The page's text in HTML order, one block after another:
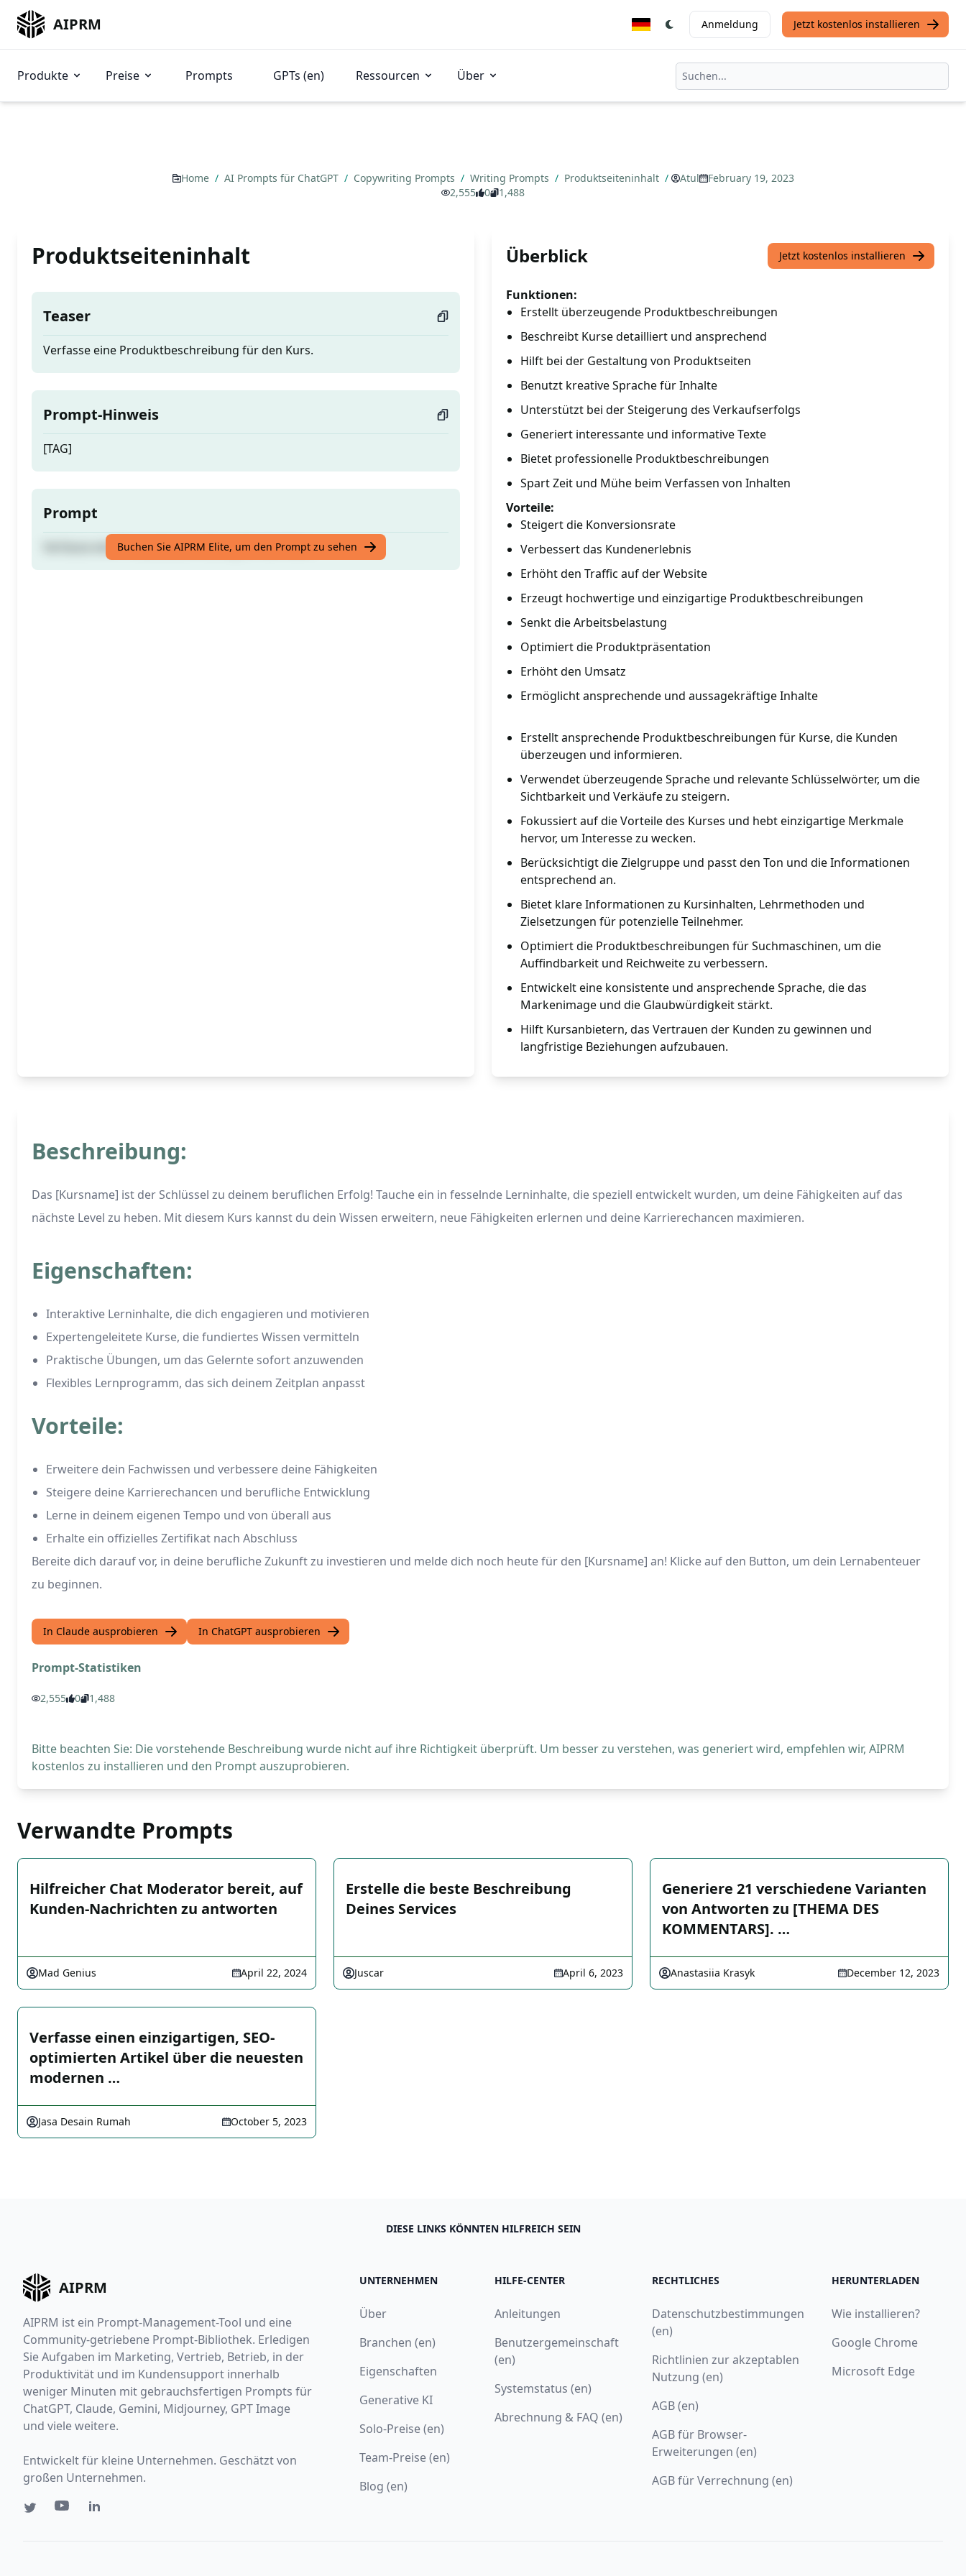
AIPRM Anmeldung Jetzt kostenlos installieren
Produkte Preise Prompts GPTs (en) Ressourcen Über
Home / AI Prompts für ChatGPT / Copywriting Prompts / Writing Prompts / Produktseiteninhalt / Atul
February 19, 2023
2,555
0 1,488
Produktseiteninhalt
Teaser
Verfasse eine Produktbeschreibung für den Kurs.
Prompt-Hinweis
[TAG]
Prompt
Verfasse eine Produktbeschreibung für den Kurs.
Buchen Sie AIPRM Elite, um den Prompt zu sehen
Überblick Jetzt kostenlos installieren
Funktionen:
Erstellt überzeugende Produktbeschreibungen
Beschreibt Kurse detailliert und ansprechend
Hilft bei der Gestaltung von Produktseiten
Benutzt kreative Sprache für Inhalte
Unterstützt bei der Steigerung des Verkaufserfolgs
Generiert interessante und informative Texte
Bietet professionelle Produktbeschreibungen
Spart Zeit und Mühe beim Verfassen von Inhalten
Vorteile:
Steigert die Konversionsrate
Verbessert das Kundenerlebnis
Erhöht den Traffic auf der Website
Erzeugt hochwertige und einzigartige Produktbeschreibungen
Senkt die Arbeitsbelastung
Optimiert die Produktpräsentation
Erhöht den Umsatz
Ermöglicht ansprechende und aussagekräftige Inhalte
Erstellt ansprechende Produktbeschreibungen für Kurse, die Kunden
überzeugen und informieren.
Verwendet überzeugende Sprache und relevante Schlüsselwörter, um die
Sichtbarkeit und Verkäufe zu steigern.
Fokussiert auf die Vorteile des Kurses und hebt einzigartige Merkmale
hervor, um Interesse zu wecken.
Berücksichtigt die Zielgruppe und passt den Ton und die Informationen
entsprechend an.
Bietet klare Informationen zu Kursinhalten, Lehrmethoden und
Zielsetzungen für potenzielle Teilnehmer.
Optimiert die Produktbeschreibungen für Suchmaschinen, um die
Auffindbarkeit und Reichweite zu verbessern.
Entwickelt eine konsistente und ansprechende Sprache, die das
Markenimage und die Glaubwürdigkeit stärkt.
Hilft Kursanbietern, das Vertrauen der Kunden zu gewinnen und
langfristige Beziehungen aufzubauen.
Beschreibung:
Das [Kursname] ist der Schlüssel zu deinem beruflichen Erfolg! Tauche ein in fesselnde Lerninhalte, die speziell entwickelt wurden, um deine Fähigkeiten auf das
nächste Level zu heben. Mit diesem Kurs kannst du dein Wissen erweitern, neue Fähigkeiten erlernen und deine Karrierechancen maximieren.
Eigenschaften:
Interaktive Lerninhalte, die dich engagieren und motivieren
Expertengeleitete Kurse, die fundiertes Wissen vermitteln
Praktische Übungen, um das Gelernte sofort anzuwenden
Flexibles Lernprogramm, das sich deinem Zeitplan anpasst
Vorteile:
Erweitere dein Fachwissen und verbessere deine Fähigkeiten
Steigere deine Karrierechancen und berufliche Entwicklung
Lerne in deinem eigenen Tempo und von überall aus
Erhalte ein offizielles Zertifikat nach Abschluss
Bereite dich darauf vor, in deine berufliche Zukunft zu investieren und melde dich noch heute für den [Kursname] an! Klicke auf den Button, um dein Lernabenteuer
zu beginnen.
In Claude ausprobieren In ChatGPT ausprobieren
Prompt-Statistiken
2,555 0 1,488
Bitte beachten Sie: Die vorstehende Beschreibung wurde nicht auf ihre Richtigkeit überprüft. Um besser zu verstehen, was generiert wird, empfehlen wir, AIPRM
kostenlos zu installieren und den Prompt auszuprobieren.
Verwandte Prompts
Hilfreicher Chat Moderator bereit, auf
Kunden-Nachrichten zu antworten
Mad Genius April 22, 2024
Erstelle die beste Beschreibung
Deines Services
Juscar April 6, 2023
Generiere 21 verschiedene Varianten
von Antworten zu [THEMA DES
KOMMENTARS]. …
Anastasiia Krasyk December 12, 2023
Verfasse einen einzigartigen, SEO-
optimierten Artikel über die neuesten
modernen …
Jasa Desain Rumah October 5, 2023
DIESE LINKS KÖNNTEN HILFREICH SEIN
AIPRM
AIPRM ist ein Prompt-Management-Tool und eine
Community-getriebene Prompt-Bibliothek. Erledigen
Sie Aufgaben im Marketing, Vertrieb, Betrieb, in der
Produktivität und im Kundensupport innerhalb
weniger Minuten mit gebrauchsfertigen Prompts für
ChatGPT, Claude, Gemini, Midjourney, GPT Image
und viele weitere.
Entwickelt für kleine Unternehmen. Geschätzt von
großen Unternehmen.
UNTERNEHMEN
Über
Branchen (en)
Eigenschaften
Generative KI
Solo-Preise (en)
Team-Preise (en)
Blog (en)
HILFE-CENTER
Anleitungen
Benutzergemeinschaft
(en)
Systemstatus (en)
Abrechnung & FAQ (en)
RECHTLICHES
Datenschutzbestimmungen
(en)
Richtlinien zur akzeptablen
Nutzung (en)
AGB (en)
AGB für Browser-
Erweiterungen (en)
AGB für Verrechnung (en)
HERUNTERLADEN
Wie installieren?
Google Chrome
Microsoft Edge